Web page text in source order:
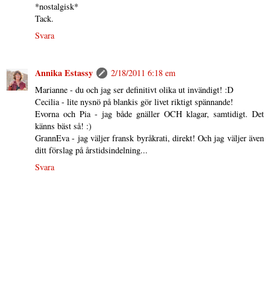
*nostalgisk*
Tack.
Svara
Annika Estassy
2/18/2011 6:18 em
Marianne - du och jag ser definitivt olika ut invändigt! :D
Cecilia - lite nysnö på blankis gör livet riktigt spännande!
Evorna och Pia - jag både gnäller OCH klagar, samtidigt. Det
känns bäst så! :)
GrannEva - jag väljer fransk byråkrati, direkt! Och jag väljer även
ditt förslag på årstidsindelning...
Svara